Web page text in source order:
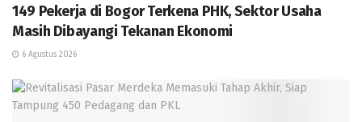
149 Pekerja di Bogor Terkena PHK, Sektor Usaha
Masih Dibayangi Tekanan Ekonomi
6 Agustus 2026